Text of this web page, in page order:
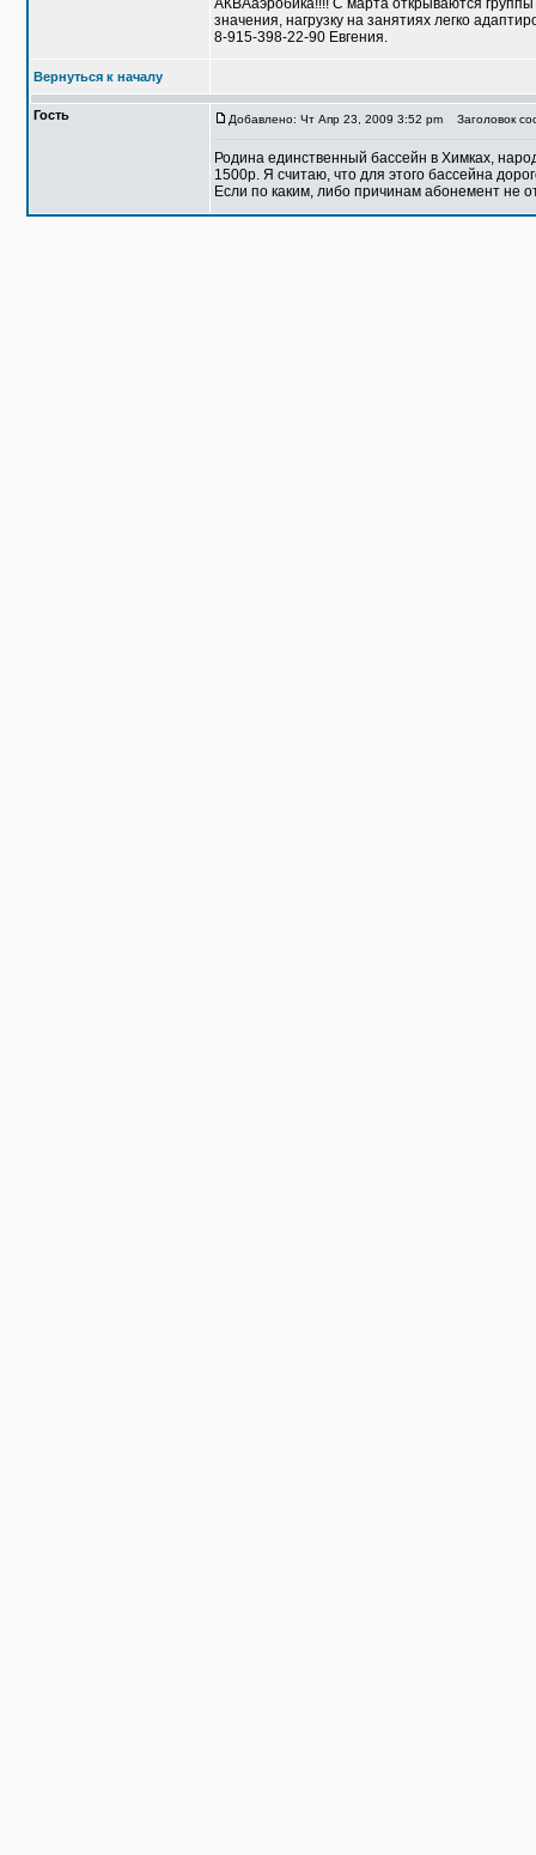
АКВАаэробика!!!! C марта открываются
значения, нагрузку на занятиях легко
8-915-398-22-90 Евгения.
Вернуться к началу
Гость Добавлено: Чт Апр 23, 2009 3:52 pm Заголовок
Родина единственный бассейн в Химках,
1500р. Я считаю, что для этого бассейна
Если по каким, либо причинам абонемент не